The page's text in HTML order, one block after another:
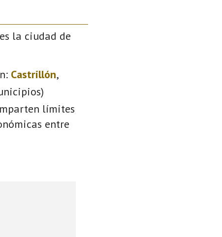
la ciudad de
Castrillón,
límites
entre